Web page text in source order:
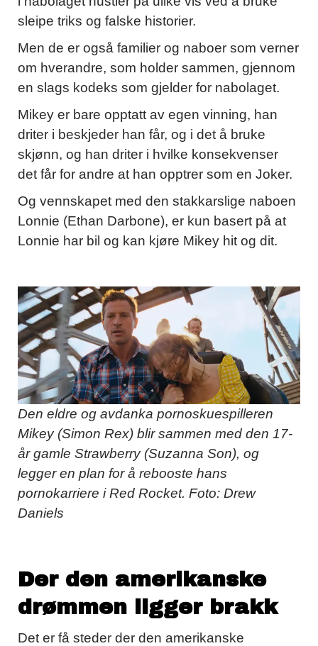
sleipe triks og falske historier.
Men de er også familier og naboer som verner
om hverandre, som holder sammen, gjennom
en slags kodeks som gjelder for nabolaget.
Mikey er bare opptatt av egen vinning, han
driter i beskjeder han får, og i det å bruke
skjønn, og han driter i hvilke konsekvenser
det får for andre at han opptrer som en Joker.
Og vennskapet med den stakkarslige naboen
Lonnie (Ethan Darbone), er kun basert på at
Lonnie har bil og kan kjøre Mikey hit og dit.
Den eldre og avdanka pornoskuespilleren
Mikey (Simon Rex) blir sammen med den 17-
år gamle Strawberry (Suzanna Son), og
legger en plan for å rebooste hans
pornokarriere i Red Rocket. Foto: Drew
Daniels
Der den amerikanske
drømmen ligger brakk
Det er få steder der den amerikanske